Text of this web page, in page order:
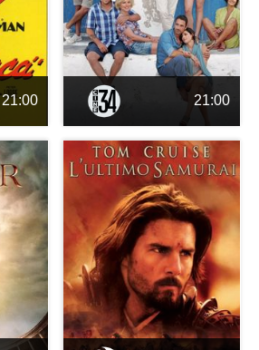
21:00 21:00